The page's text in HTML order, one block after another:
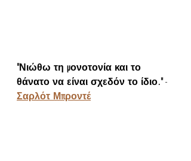
"Νιώθω τη μονοτονία και το
θάνατο να είναι σχεδόν το ίδιο." -
Σαρλότ Μπροντέ